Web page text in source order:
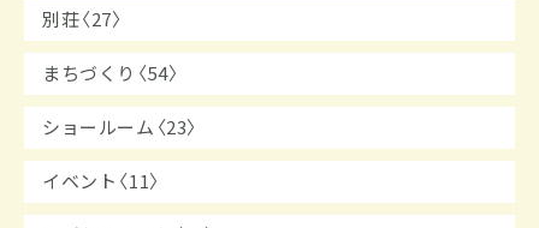
別荘〈27〉
まちづくり〈54〉
ショールーム〈23〉
イベント〈11〉